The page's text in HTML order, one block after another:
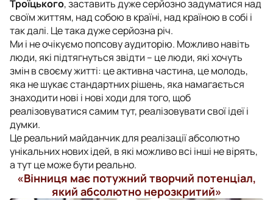
Троїцького, заставить дуже серйозно задуматися над
своїм життям, над собою в країні, над країною в собі і
так далі. Це така дуже серйозна річ.
Ми і не очікуємо попсову аудиторію. Можливо навіть
люди, які підтягнуться звідти – це люди, які хочуть
змін в своєму житті: це активна частина, це молодь,
яка не шукає стандартних рішень, яка намагається
знаходити нові і нові ходи для того, щоб
реалізовуватися самим тут, реалізовувати свої ідеї і
думки.
Це реальний майданчик для реалізації абсолютно
унікальних нових ідей, в які можливо всі інші не вірять,
а тут це може бути реально.
«Вінниця має потужний творчий потенціал,
який абсолютно нерозкритий»